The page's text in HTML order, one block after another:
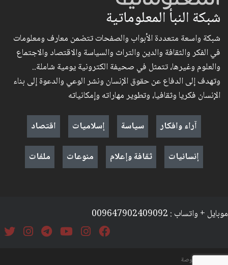
شبكة النبأ المعلوماتية
شبكة واسعة متعددة الأبواب والصفحات تتضمن معارف ومعلومات
في الفكر والثقافة والدين والتراث والسياسة والاقتصاد والاجتماع
والعلوم وغيرها، تتمثل في صحيفة الكترونية يومية شاملة..
وتهدف إلى الدفاع عن حقوق الإنسان ونشر الوعي والدعوة إلى بناء
الإنسان فكريا وثقافيا، وتطوير مهاراته وإمكانياته
آراء وافكار
سياسة إسلاميات
اقتصاد
إنسانيات
ثقافة وإعلام منوعات ملفات
موبايل + واتساب : 009647902409092
السياسة والخصوصة